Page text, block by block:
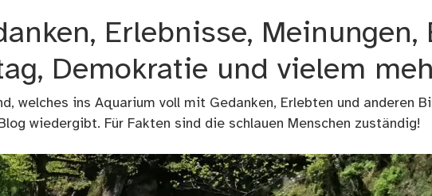
Erlebnisse, Meinungen,
Demokratie und vielem
welches ins Aquarium voll mit Gedanken, Erlebten und anderen
wiedergibt. Für Fakten sind die schlauen Menschen zuständig!